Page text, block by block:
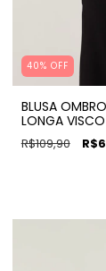
40% OFF
BLUSA
LONGA VISCO
R$109,90